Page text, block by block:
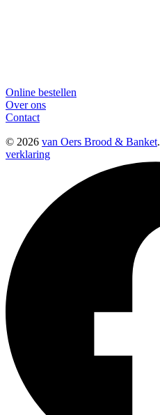
Online bestellen
Over ons
Contact
© 2026 van Oers Brood & Banket.
verklaring